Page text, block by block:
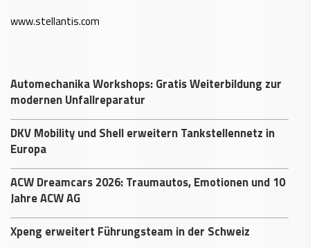
www.stellantis.com
Automechanika Workshops: Gratis Weiterbildung zur
modernen Unfallreparatur
DKV Mobility und Shell erweitern Tankstellennetz in
Europa
ACW Dreamcars 2026: Traumautos, Emotionen und 10
Jahre ACW AG
Xpeng erweitert Führungsteam in der Schweiz